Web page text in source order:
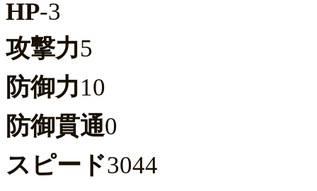
HP-3
攻撃力5
防御力10
防御貫通0
スピード3044